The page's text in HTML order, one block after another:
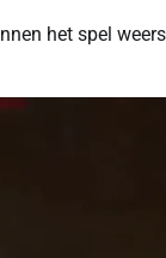
het spel